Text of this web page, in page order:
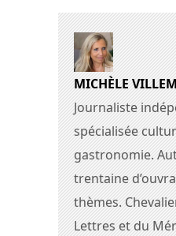
MICHÈLE
Journaliste
spécialisée
gastronomie.
trentaine
thèmes.
Lettres et du